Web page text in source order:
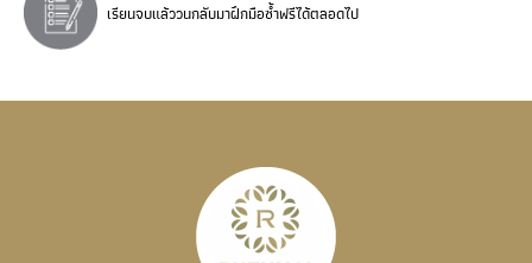
เรียนจบแล้ววนกลับมาฝึกมือซ้ำฟรีได้ตลอดไป